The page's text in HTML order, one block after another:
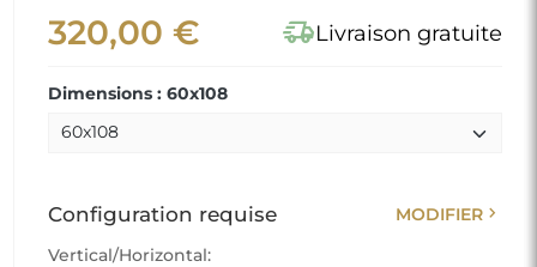
320,00 € delivery_truck_speedLivraison gratuite
Dimensions : 60x108
Configuration requise MODIFIER chevron_right
Vertical/Horizontal: